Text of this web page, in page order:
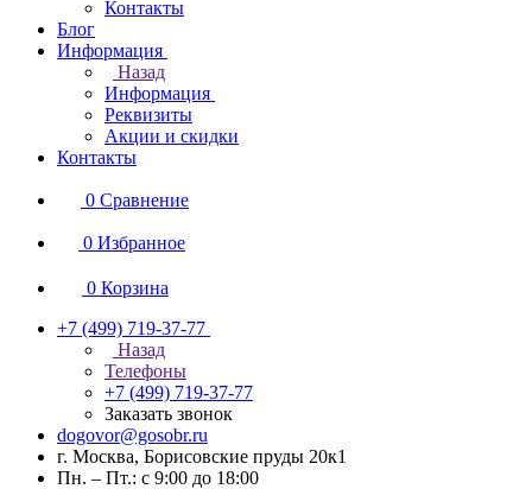
Контакты
Блог
Информация
Назад
Информация
Реквизиты
Акции и скидки
Контакты
0 Сравнение
0 Избранное
0 Корзина
+7 (499) 719-37-77
Назад
Телефоны
+7 (499) 719-37-77
Заказать звонок
dogovor@gosobr.ru
г. Москва, Борисовские пруды 20к1
Пн. – Пт.: с 9:00 до 18:00